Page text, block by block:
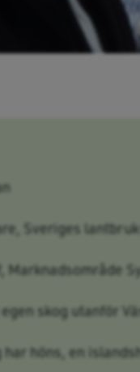
Sveriges
Marknadsområde
skog utanför
har höns, en